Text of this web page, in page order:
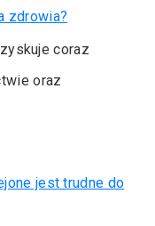
zdrowia?
coraz
oraz
jest trudne do